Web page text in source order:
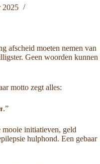
2025
afscheid moeten nemen van
Geen woorden kunnen
motto zegt alles:
mooie initiatieven, geld
hulphond. Een gebaar